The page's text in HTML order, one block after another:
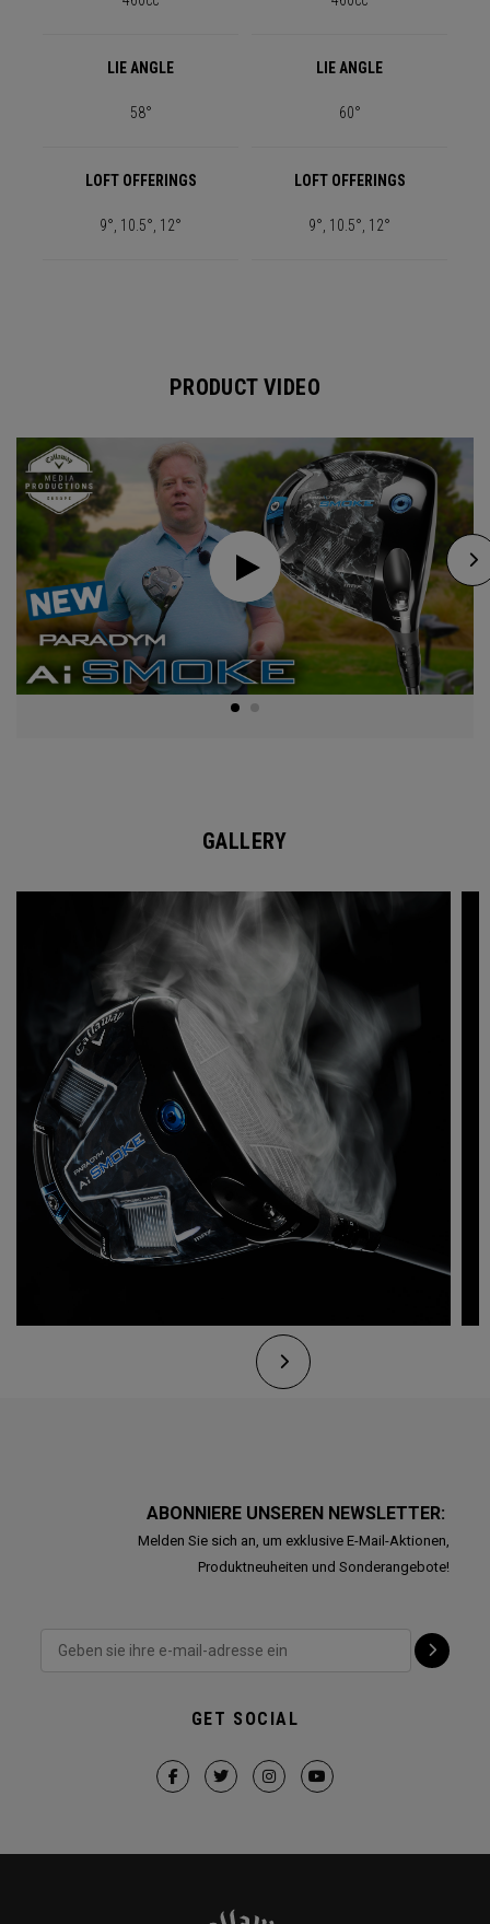
LIE ANGLE LIE ANGLE
58° 60°
LOFT OFFERINGS LOFT OFFERINGS
9°, 10.5°, 12° 9°, 10.5°, 12°
PRODUCT VIDEO
GALLERY
ABONNIERE UNSEREN NEWSLETTER:
Melden Sie sich an, um exklusive E-Mail-Aktionen,
Produktneuheiten und Sonderangebote!
GET SOCIAL